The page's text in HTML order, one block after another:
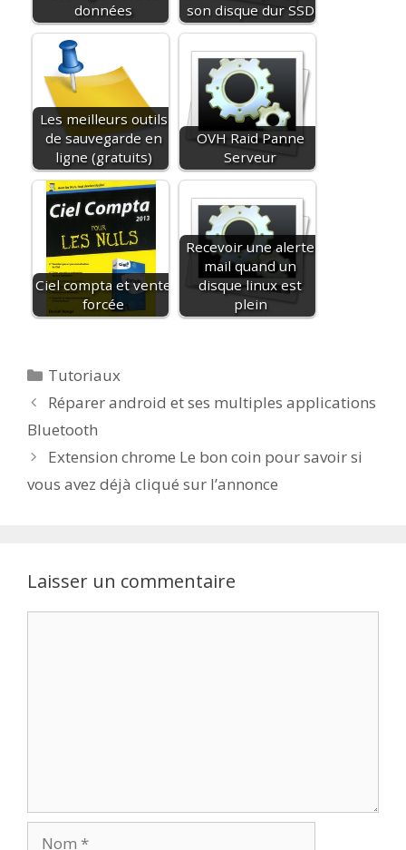
données
son disque dur SSD
Les meilleurs outils
de sauvegarde en
ligne (gratuits)
OVH Raid Panne
Serveur
Ciel compta et vente
forcée
Recevoir une alerte
mail quand un
disque linux est
plein
Catégories
Tutoriaux
Réparer android et ses multiples applications
Bluetooth
Extension chrome Le bon coin pour savoir si
vous avez déjà cliqué sur l’annonce
Laisser un commentaire